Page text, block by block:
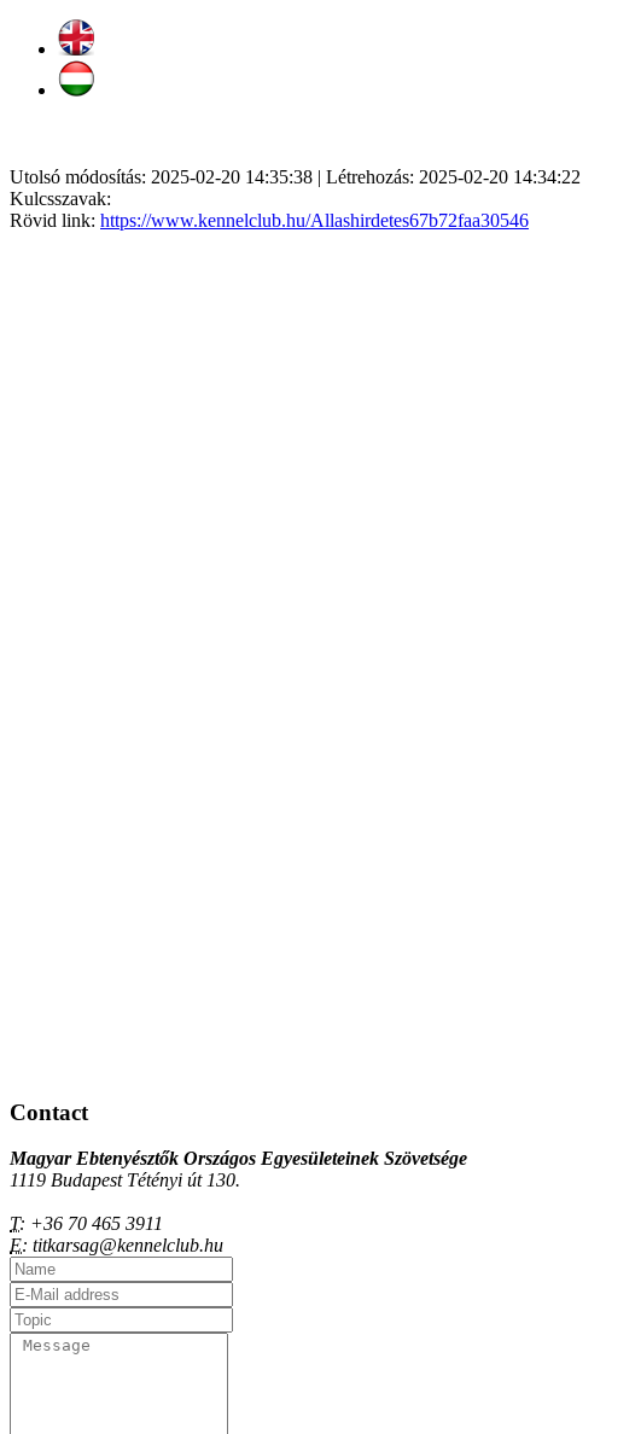
Utolsó módosítás: 2025-02-20 14:35:38 | Létrehozás: 2025-02-20 14:34:22
Kulcsszavak:
Rövid link: https://www.kennelclub.hu/Allashirdetes67b72faa30546
Contact
Magyar Ebtenyésztők Országos Egyesületeinek Szövetsége
1119 Budapest Tétényi út 130.
T: +36 70 465 3911
E: titkarsag@kennelclub.hu